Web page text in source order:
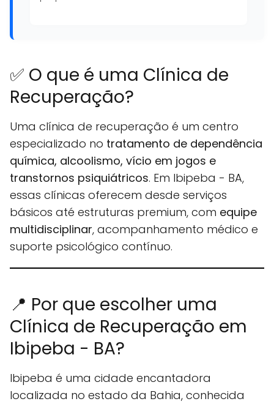
✅ O que é uma Clínica de
Recuperação?
Uma clínica de recuperação é um centro
especializado no tratamento de dependência
química, alcoolismo, vício em jogos e
transtornos psiquiátricos. Em Ibipeba - BA,
essas clínicas oferecem desde serviços
básicos até estruturas premium, com equipe
multidisciplinar, acompanhamento médico e
suporte psicológico contínuo.
📍 Por que escolher uma
Clínica de Recuperação em
Ibipeba - BA?
Ibipeba é uma cidade encantadora
localizada no estado da Bahia, conhecida